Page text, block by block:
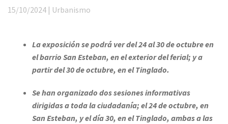
15/10/2024 | Urbanismo
La exposición se podrá ver del 24 al 30 de octubre en
el barrio San Esteban, en el exterior del ferial; y a
partir del 30 de octubre, en el Tinglado.
Se han organizado dos sesiones informativas
dirigidas a toda la ciudadanía; el 24 de octubre, en
San Esteban, y el día 30, en el Tinglado, ambas a las